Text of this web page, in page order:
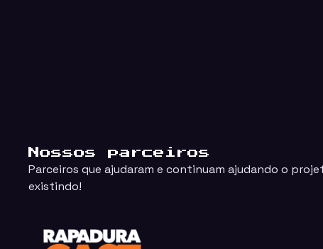
Nossos parceiros
Parceiros que ajudaram e continuam ajudando o
existindo!